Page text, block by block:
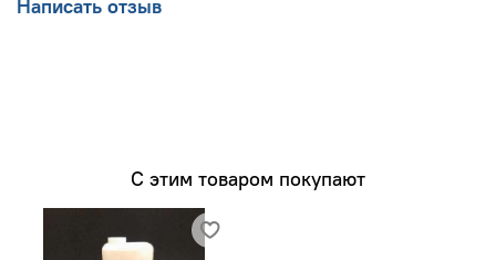
Написать отзыв
С этим товаром покупают